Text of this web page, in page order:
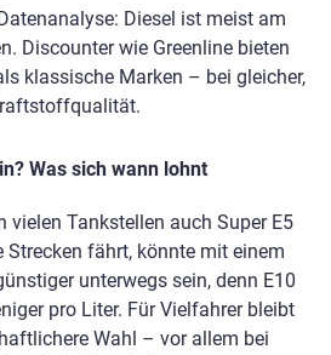
Diesel ist meist am
Discounter wie Greenline bieten
klassische Marken – bei gleicher,
Was sich wann lohnt
vielen Tankstellen auch Super E5
Strecken fährt, könnte mit einem
unterwegs sein, denn E10
pro Liter. Für Vielfahrer bleibt
Wahl – vor allem bei